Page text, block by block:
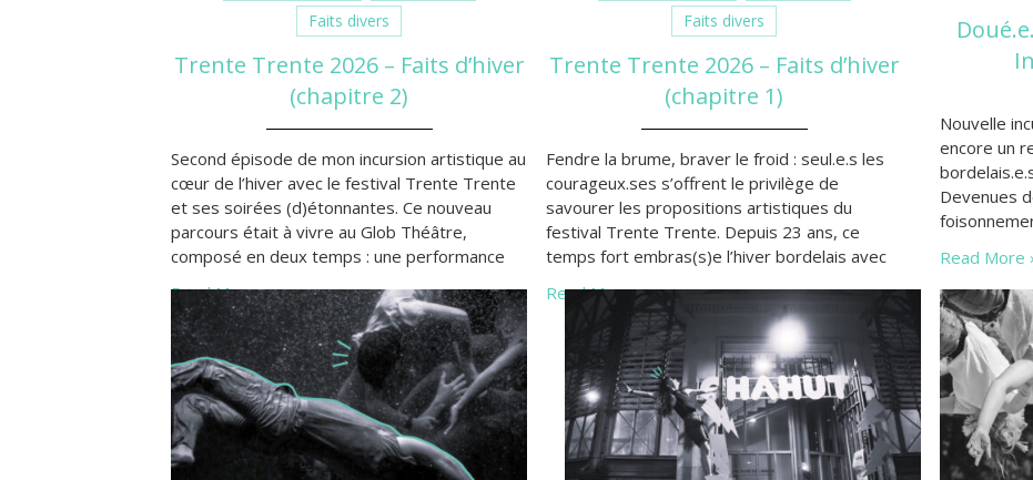
Faits divers
Trente Trente 2026 – Faits d’hiver
(chapitre 2)
Second épisode de mon incursion artistique au
cœur de l’hiver avec le festival Trente Trente
et ses soirées (d)étonnantes. Ce nouveau
parcours était à vivre au Glob Théâtre,
composé en deux temps : une performance
maîtresse des mots, suivie d’un “court”(cours
?) de théâtre-humour assuré par un trio
abracadabrantesque.
Read More »
Faits divers
Trente Trente 2026 – Faits d’hiver
(chapitre 1)
Fendre la brume, braver le froid : seul.e.s les
courageux.ses s’offrent le privilège de
savourer les propositions artistiques du
festival Trente Trente. Depuis 23 ans, ce
temps fort embras(s)e l’hiver bordelais avec
étend ses possibilités.
Read More »
Nouvelle
encore un
Devenues
plus que
rends
Read More